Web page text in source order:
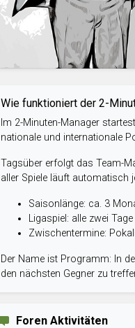
Wie funktioniert der 2-
Im 2-Minuten-Manager
nationale und internationale
Tagsüber erfolgt das Team-
aller Spiele läuft automatisch
Saisonlänge: ca. 3
Ligaspiel: alle zwei Tage
Zwischentermine:
Der Name ist Programm: In
den nächsten Gegner zu
Foren Aktivitäten